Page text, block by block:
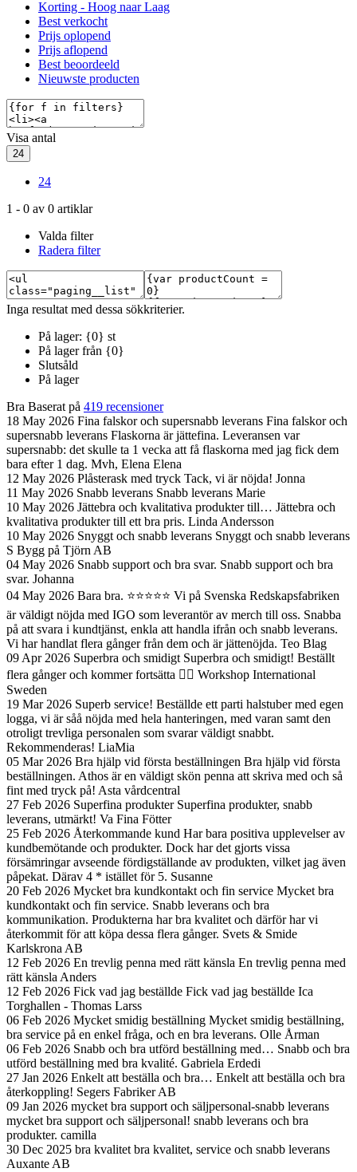
Korting - Hoog naar Laag
Best verkocht
Prijs oplopend
Prijs aflopend
Best beoordeeld
Nieuwste producten
Visa antal
24
24
1 - 0 av 0 artiklar
Valda filter
Radera filter
Inga resultat med dessa sökkriterier.
På lager: {0} st
På lager från {0}
Slutsåld
På lager
Bra Baserat på 419 recensioner
18 May 2026 Fina falskor och supersnabb leverans Fina falskor och
supersnabb leverans Flaskorna är jättefina. Leveransen var
supersnabb: det skulle ta 1 vecka att få flaskorna med jag fick dem
bara efter 1 dag. Mvh, Elena Elena
12 May 2026 Plåsterask med tryck Tack, vi är nöjda! Jonna
11 May 2026 Snabb leverans Snabb leverans Marie
10 May 2026 Jättebra och kvalitativa produkter till… Jättebra och
kvalitativa produkter till ett bra pris. Linda Andersson
10 May 2026 Snyggt och snabb leverans Snyggt och snabb leverans
S Bygg på Tjörn AB
04 May 2026 Snabb support och bra svar. Snabb support och bra
svar. Johanna
04 May 2026 Bara bra. ⭐️⭐️⭐️⭐️⭐️ Vi på Svenska Redskapsfabriken
är väldigt nöjda med IGO som leverantör av merch till oss. Snabba
på att svara i kundtjänst, enkla att handla ifrån och snabb leverans.
Vi har handlat flera gånger från dem och är jättenöjda. Teo Blag
09 Apr 2026 Superbra och smidigt Superbra och smidigt! Beställt
flera gånger och kommer fortsätta 👍🏼 Workshop International
Sweden
19 Mar 2026 Superb service! Beställde ett parti halstuber med egen
logga, vi är såå nöjda med hela hanteringen, med varan samt den
otroligt trevliga personalen som svarar väldigt snabbt.
Rekommenderas! LiaMia
05 Mar 2026 Bra hjälp vid första beställningen Bra hjälp vid första
beställningen. Athos är en väldigt skön penna att skriva med och så
fint med tryck på! Asta vårdcentral
27 Feb 2026 Superfina produkter Superfina produkter, snabb
leverans, utmärkt! Va Fina Fötter
25 Feb 2026 Återkommande kund Har bara positiva upplevelser av
kundbemötande och produkter. Dock har det gjorts vissa
försämringar avseende fördigställande av produkten, vilket jag även
påpekat. Därav 4 * istället för 5. Susanne
20 Feb 2026 Mycket bra kundkontakt och fin service Mycket bra
kundkontakt och fin service. Snabb leverans och bra
kommunikation. Produkterna har bra kvalitet och därför har vi
återkommit för att köpa dessa flera gånger. Svets & Smide
Karlskrona AB
12 Feb 2026 En trevlig penna med rätt känsla En trevlig penna med
rätt känsla Anders
12 Feb 2026 Fick vad jag beställde Fick vad jag beställde Ica
Torghallen - Thomas Larss
06 Feb 2026 Mycket smidig beställning Mycket smidig beställning,
bra service på en enkel fråga, och en bra leverans. Olle Årman
06 Feb 2026 Snabb och bra utförd beställning med… Snabb och bra
utförd beställning med bra kvalité. Gabriela Erdedi
27 Jan 2026 Enkelt att beställa och bra… Enkelt att beställa och bra
återkoppling! Segers Fabriker AB
09 Jan 2026 mycket bra support och säljpersonal-snabb leverans
mycket bra support och säljpersonal! snabb leverans och bra
produkter. camilla
30 Dec 2025 bra kvalitet bra kvalitet, service och snabb leverans
Auxante AB